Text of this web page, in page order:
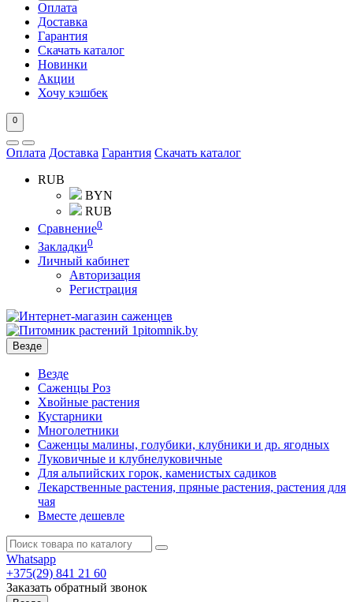
Оплата
Доставка
Гарантия
Скачать каталог
Новинки
Акции
Хочу кэшбек
0
Оплата Доставка Гарантия Скачать каталог
RUB
BYN
RUB
Сравнение0
Закладки0
Личный кабинет
Авторизация
Регистрация
Везде
Везде
Саженцы Роз
Хвойные растения
Кустарники
Многолетники
Саженцы малины, голубики, клубники и др. ягодных
Луковичные и клубнелуковичные
Для альпийских горок, каменистых садиков
Лекарственные растения, пряные растения, растения для
чая
Вместе дешевле
Whatsapp
+375(29) 841 21 60
Заказать обратный звонок